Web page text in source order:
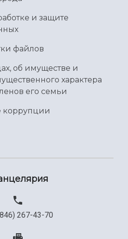
кампус
организации
и защите
файлов
об имуществе и
характера
его семьи
коррупции
267-43-70